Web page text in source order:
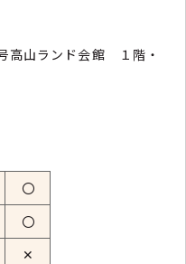
高山ランド会館 １階・
〇
〇
✕